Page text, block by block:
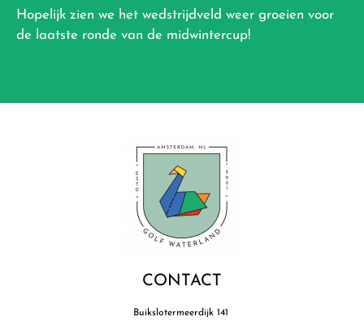
Hopelijk zien we het wedstrijdveld weer groeien voor
de laatste ronde van de midwintercup!
CONTACT
Buikslotermeerdijk 141